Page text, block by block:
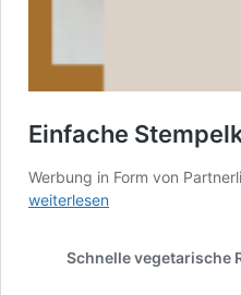
Einfache
Werbung in Form von
weiterlesen
Schnelle vegetarische